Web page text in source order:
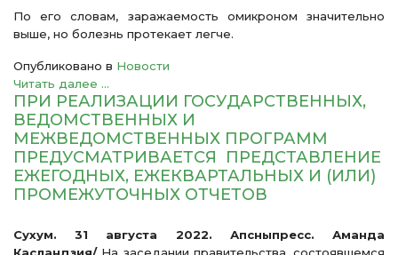
По его словам, заражаемость омикроном значительно
выше, но болезнь протекает легче.
Опубликовано в Новости
Читать далее ...
ПРИ РЕАЛИЗАЦИИ ГОСУДАРСТВЕННЫХ,
ВЕДОМСТВЕННЫХ И
МЕЖВЕДОМСТВЕННЫХ ПРОГРАММ
ПРЕДУСМАТРИВАЕТСЯ ПРЕДСТАВЛЕНИЕ
ЕЖЕГОДНЫХ, ЕЖЕКВАРТАЛЬНЫХ И (ИЛИ)
ПРОМЕЖУТОЧНЫХ ОТЧЕТОВ
Сухум. 31 августа 2022. Апсныпресс.
Аманда